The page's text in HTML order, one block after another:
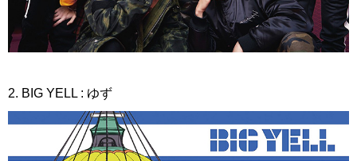
2. BIG YELL : ゆず